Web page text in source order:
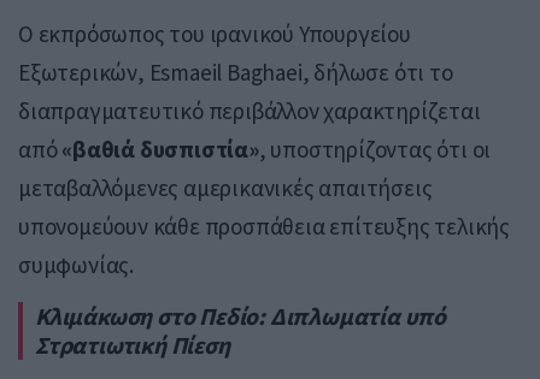
Ο εκπρόσωπος του ιρανικού Υπουργείου
Εξωτερικών, Esmaeil Baghaei, δήλωσε ότι το
διαπραγματευτικό περιβάλλον χαρακτηρίζεται
από«βαθιά δυσπιστία», υποστηρίζοντας ότι οι
μεταβαλλόμενες αμερικανικές απαιτήσεις
υπονομεύουν κάθε προσπάθεια επίτευξης τελικής
συμφωνίας.
Κλιμάκωση στο Πεδίο: Διπλωματία υπό
Στρατιωτική Πίεση